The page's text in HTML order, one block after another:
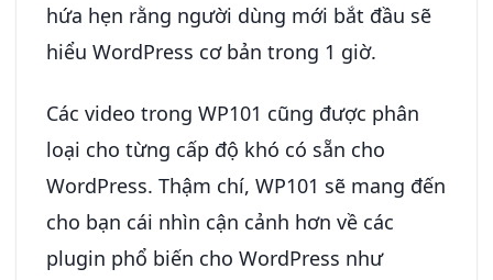
hứa hẹn rằng người dùng mới bắt đầu sẽ
hiểu WordPress cơ bản trong 1 giờ.
Các video trong WP101 cũng được phân
loại cho từng cấp độ khó có sẵn cho
WordPress. Thậm chí, WP101 sẽ mang đến
cho bạn cái nhìn cận cảnh hơn về các
plugin phổ biến cho WordPress như